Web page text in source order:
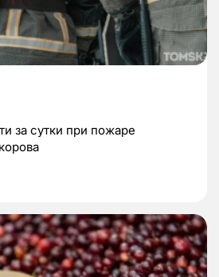
за сутки при пожаре